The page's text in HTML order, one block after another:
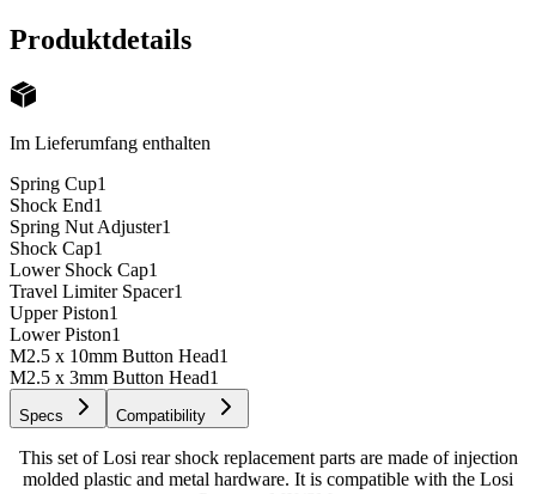
Produktdetails
Im Lieferumfang enthalten
Spring Cup1
Shock End1
Spring Nut Adjuster1
Shock Cap1
Lower Shock Cap1
Travel Limiter Spacer1
Upper Piston1
Lower Piston1
M2.5 x 10mm Button Head1
M2.5 x 3mm Button Head1
Specs Compatibility
This set of Losi rear shock replacement parts are made of injection
molded plastic and metal hardware. It is compatible with the Losi